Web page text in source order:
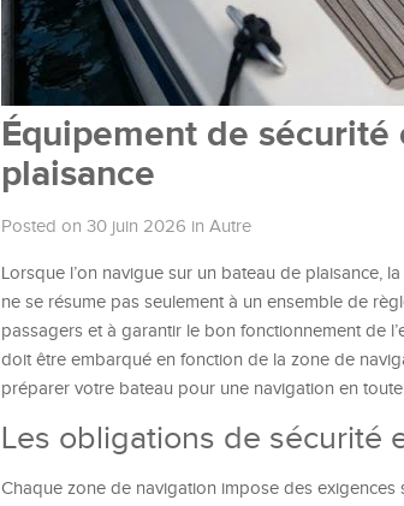
Équipement de
plaisance
Posted on 30 juin 2026 in Autre
Lorsque l’on navigue sur un bateau de plaisance,
ne se résume pas seulement à un ensemble de
passagers et à garantir le bon fonctionnement de
doit être embarqué en fonction de la zone de
préparer votre bateau pour une navigation en
Les obligations de sécurité
Chaque zone de navigation impose des